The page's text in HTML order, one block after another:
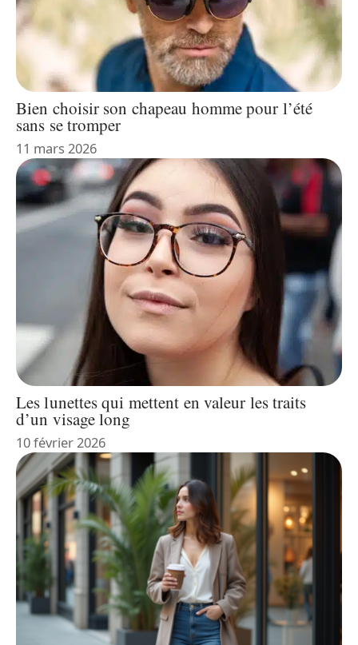
Bien choisir son chapeau homme pour l’été
sans se tromper
11 mars 2026
Les lunettes qui mettent en valeur les traits
d’un visage long
10 février 2026